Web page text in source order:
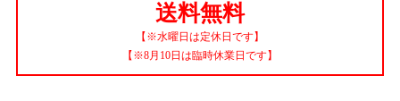
送料無料
【※水曜日は定休日です】
【※8月10日は臨時休業日です】